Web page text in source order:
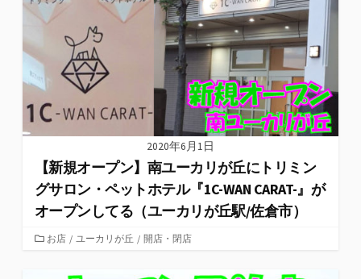
2020年6月1日
【新規オープン】南ユーカリが丘にトリミン
グサロン・ペットホテル『1C-WAN CARAT-』が
オープンしてる（ユーカリが丘駅/佐倉市）
カお店 / ユーカリが丘 / 開店・閉店